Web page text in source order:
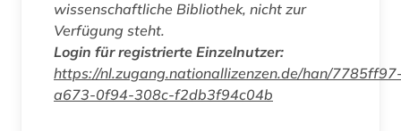
wissenschaftliche Bibliothek, nicht zur
Verfügung steht.
Login für registrierte Einzelnutzer:
https://nl.zugang.nationallizenzen.de/han/
a673-0f94-308c-f2db3f94c04b